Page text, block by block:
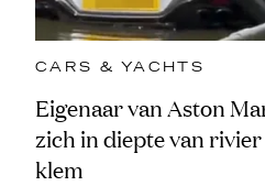
CARS & YACHTS
Eigenaar van Aston
zich in diepte van
klem